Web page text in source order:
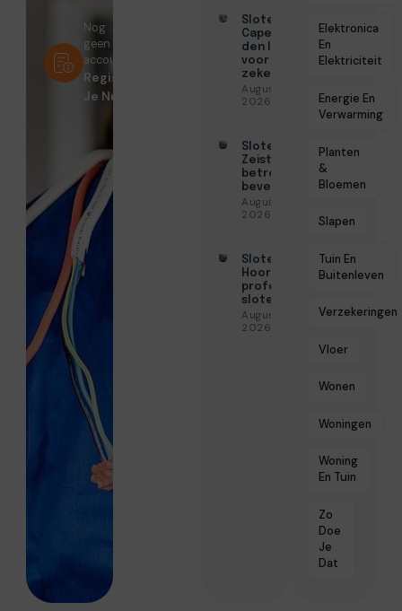
Slotenmaker
Capelle aan
den IJssel
voor
zekerheid
Augustus 3,
2026
Slotenmaker
Zeist voor
betrouwbare
beveiliging
Augustus 3,
2026
Slotenmaker
Hoorn voor
professionele
slotenservice
Augustus 3,
2026
Elektronica
En
Elektriciteit
Energie En
Verwarming
Planten
&
Bloemen
Slapen
Tuin En
Buitenleven
Verzekeringen
Vloer
Wonen
Woningen
Woning
En Tuin
Zo
Doe
Je
Dat
Nog
geen
account?
Registreer
Je Nu!